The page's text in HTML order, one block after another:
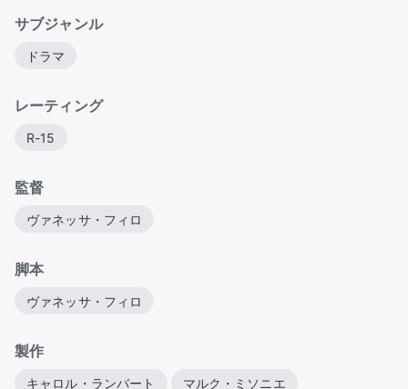
サブジャンル
ドラマ
レーティング
R-15
監督
ヴァネッサ・フィロ
脚本
ヴァネッサ・フィロ
製作
キャロル・ランバート マルク・ミソニエ